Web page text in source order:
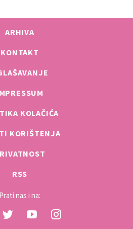
ARHIVA
KONTAKT
KOLAČIĆA
KORIŠTENJA
RSS
Prati nas i na: